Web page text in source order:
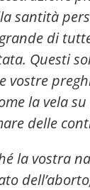
santità
di
Questi
vostre
la vela
delle
la vostra